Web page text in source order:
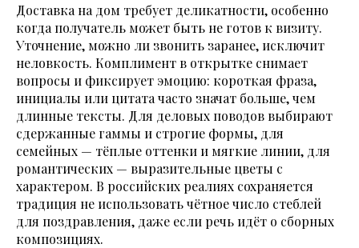
Доставка на дом требует деликатности, особенно
когда получатель может быть не готов к визиту.
Уточнение, можно ли звонить заранее, исключит
неловкость. Комплимент в открытке снимает
вопросы и фиксирует эмоцию: короткая фраза,
инициалы или цитата часто значат больше, чем
длинные тексты. Для деловых поводов выбирают
сдержанные гаммы и строгие формы, для
семейных — тёплые оттенки и мягкие линии, для
романтических — выразительные цветы с
характером. В российских реалиях сохраняется
традиция не использовать чётное число стеблей
для поздравления, даже если речь идёт о сборных
композициях.